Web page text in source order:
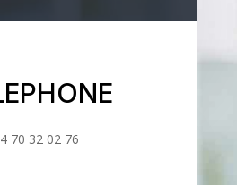
70 32 02 76